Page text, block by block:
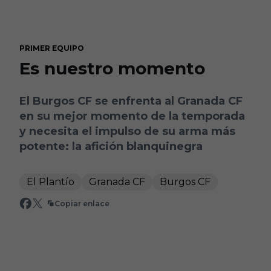
PRIMER EQUIPO
Es nuestro momento
El Burgos CF se enfrenta al Granada CF
en su mejor momento de la temporada
y necesita el impulso de su arma más
potente: la afición blanquinegra
El Plantío Granada CF Burgos CF
Copiar enlace